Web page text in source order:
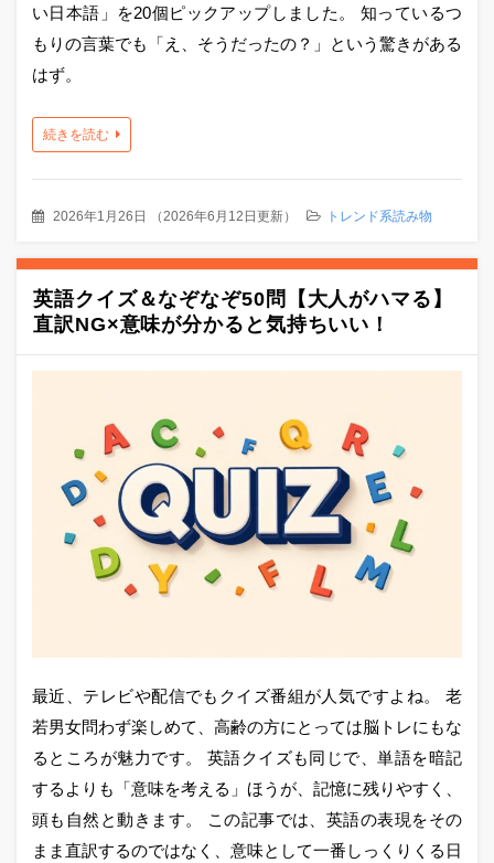
い日本語」を20個ピックアップしました。 知っているつ
もりの言葉でも「え、そうだったの？」という驚きがある
はず。
続きを読む
2026年1月26日 （2026年6月12日更新） トレンド系読み物
英語クイズ＆なぞなぞ50問【大人がハマる】
直訳NG×意味が分かると気持ちいい！
最近、テレビや配信でもクイズ番組が人気ですよね。 老
若男女問わず楽しめて、高齢の方にとっては脳トレにもな
るところが魅力です。 英語クイズも同じで、単語を暗記
するよりも「意味を考える」ほうが、記憶に残りやすく、
頭も自然と動きます。 この記事では、英語の表現をその
まま直訳するのではなく、意味として一番しっくりくる日